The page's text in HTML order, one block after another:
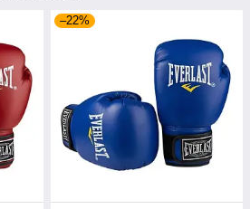
–22%